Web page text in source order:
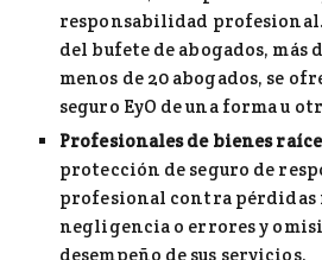
responsabilidad profesional.
del bufete de abogados, más
menos de 20 abogados, se
seguro EyO de una forma u
Profesionales de bienes
protección de seguro de
profesional contra pérdidas
negligencia o errores y
desempeño de sus servicios.